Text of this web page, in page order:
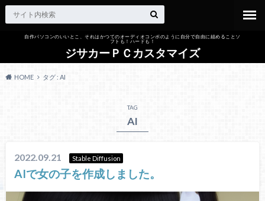
自作パソコンのいいとこ、それはかつてのオーディオコンポのように自分で自由に組めることソ
フトも！ハードも！
ジサカーＰＣカスタマイズ
HOME タグ : AI
TAG
AI
2022.09.21 Stable Diffusion
AIで女の子を作成しました。